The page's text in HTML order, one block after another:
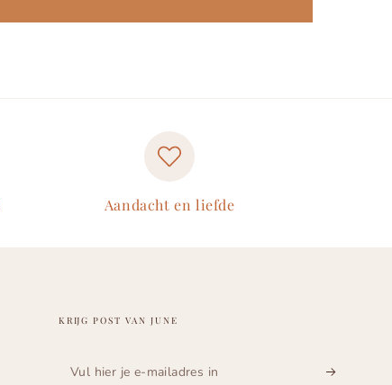
Aandacht en liefde
KRIJG POST VAN JUNE
Vul